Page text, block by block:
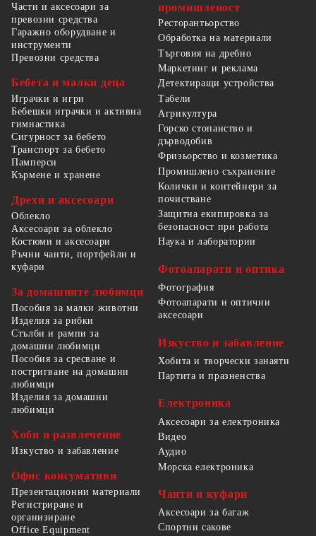
Части и аксесоари за
превозни средства
Гаражно оборудване и
инструменти
Превозни средства
Бебета и малки деца
Играчки и игри
Бебешки играчки и активна
гимнастика
Сигурност за бебето
Транспорт за бебето
Памперси
Кърмене и хранене
Дрехи и аксесоари
Облекло
Аксесоари за облекло
Костюми и аксесоари
Ръчни чанти, портфейли и
куфари
За домашните любимци
Пособия за малки животни
Изделия за рибки
Стълби и рампи за
домашни любимци
Пособия за сресване и
постригване на домашни
любимци
Изделия за домашни
любимци
Хоби и развлечение
Изкуство и забавление
Офис консумативи
Презентационни материали
Регистриране и
организиране
Office Equipment
промишленост
Ресторантьорство
Обработка на материали
Търговия на дребно
Маркетинг и реклама
Детектиращи устройства
Табели
Агрикултура
Горско стопанство и
дърводобив
Фризьорство и козметика
Промишлено съхранение
Колички и контейнери за
почистване
Защитна екипировка за
безопасност при работа
Наука и лаборатории
Фотоапарати и оптика
Фотография
Фотоапарати и оптични
аксесоари
Изкуство и забавление
Хобита и творчески занаяти
Партита и празненства
Електроника
Аксесоари за електроника
Видео
Аудио
Морска електроника
Чанти и куфари
Аксесоари за багаж
Спортни сакове